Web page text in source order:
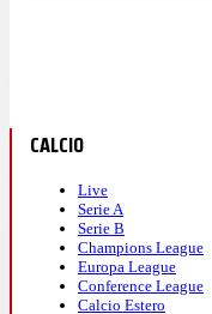
CALCIO
Live
Serie A
Serie B
Champions League
Europa League
Conference League
Calcio Estero